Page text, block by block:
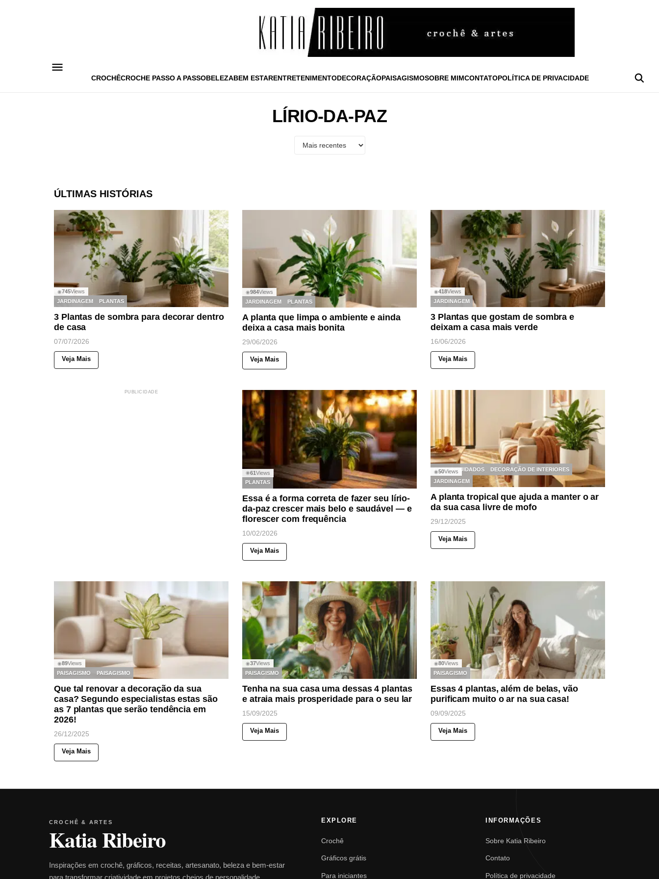
CROCHÊCROCHE PASSO A PASSOBELEZABEM ESTARENTRETENIMENTODECORAÇÃOPAISAGISMOSOBRE MIMCONTATOPOLÍTICA DE PRIVACIDADE
LÍRIO-DA-PAZ
ÚLTIMAS HISTÓRIAS
◉745Views
JARDINAGEM
PLANTAS
3 Plantas de sombra para decorar dentro
de casa
07/07/2026
Veja Mais
◉984Views
JARDINAGEM
PLANTAS
A planta que limpa o ambiente e ainda
deixa a casa mais bonita
29/06/2026
Veja Mais
◉418Views
JARDINAGEM
3 Plantas que gostam de sombra e
deixam a casa mais verde
16/06/2026
Veja Mais
PUBLICIDADE
◉61Views
PLANTAS
Essa é a forma correta de fazer seu lírio-
da-paz crescer mais belo e saudável — e
florescer com frequência
10/02/2026
Veja Mais
◉50Views
CASA & CUIDADOS
DECORAÇÃO DE INTERIORES
JARDINAGEM
A planta tropical que ajuda a manter o ar
da sua casa livre de mofo
29/12/2025
Veja Mais
◉89Views
PAISAGISMO
PAISAGISMO
Que tal renovar a decoração da sua
casa? Segundo especialistas estas são
as 7 plantas que serão tendência em
2026!
26/12/2025
Veja Mais
◉37Views
PAISAGISMO
Tenha na sua casa uma dessas 4 plantas
e atraia mais prosperidade para o seu lar
15/09/2025
Veja Mais
◉80Views
PAISAGISMO
Essas 4 plantas, além de belas, vão
purificam muito o ar na sua casa!
09/09/2025
Veja Mais
CROCHÊ & ARTES
Katia Ribeiro
Inspirações em crochê, gráficos, receitas, artesanato, beleza e bem-estar
EXPLORE
Crochê
Gráficos grátis
Para iniciantes
INFORMAÇÕES
Sobre Katia Ribeiro
Contato
Política de privacidade